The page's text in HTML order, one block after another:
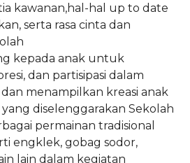
kawanan,hal-hal up to date
serta rasa cinta dan
kepada anak untuk
dan partisipasi dalam
menampilkan kreasi anak
diselenggarakan Sekolah
permainan tradisional
engklek, gobag sodor,
lain dalam kegiatan